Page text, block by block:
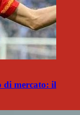
di mercato: il